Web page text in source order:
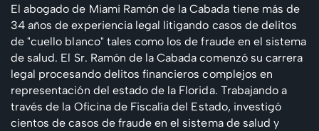
El abogado de Miami Ramón de la Cabada tiene más de
34 años de experiencia legal litigando casos de delitos
de "cuello blanco" tales como los de fraude en el sistema
de salud. El Sr. Ramón de la Cabada comenzó su carrera
legal procesando delitos financieros complejos en
representación del estado de la Florida. Trabajando a
través de la Oficina de Fiscalía del Estado, investigó
cientos de casos de fraude en el sistema de salud y